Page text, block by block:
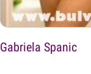
Gabriela Spanic